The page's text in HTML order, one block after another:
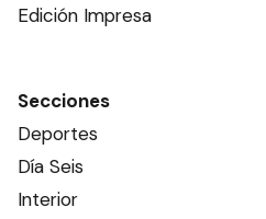
Edición Impresa
Secciones
Deportes
Día Seis
Interior